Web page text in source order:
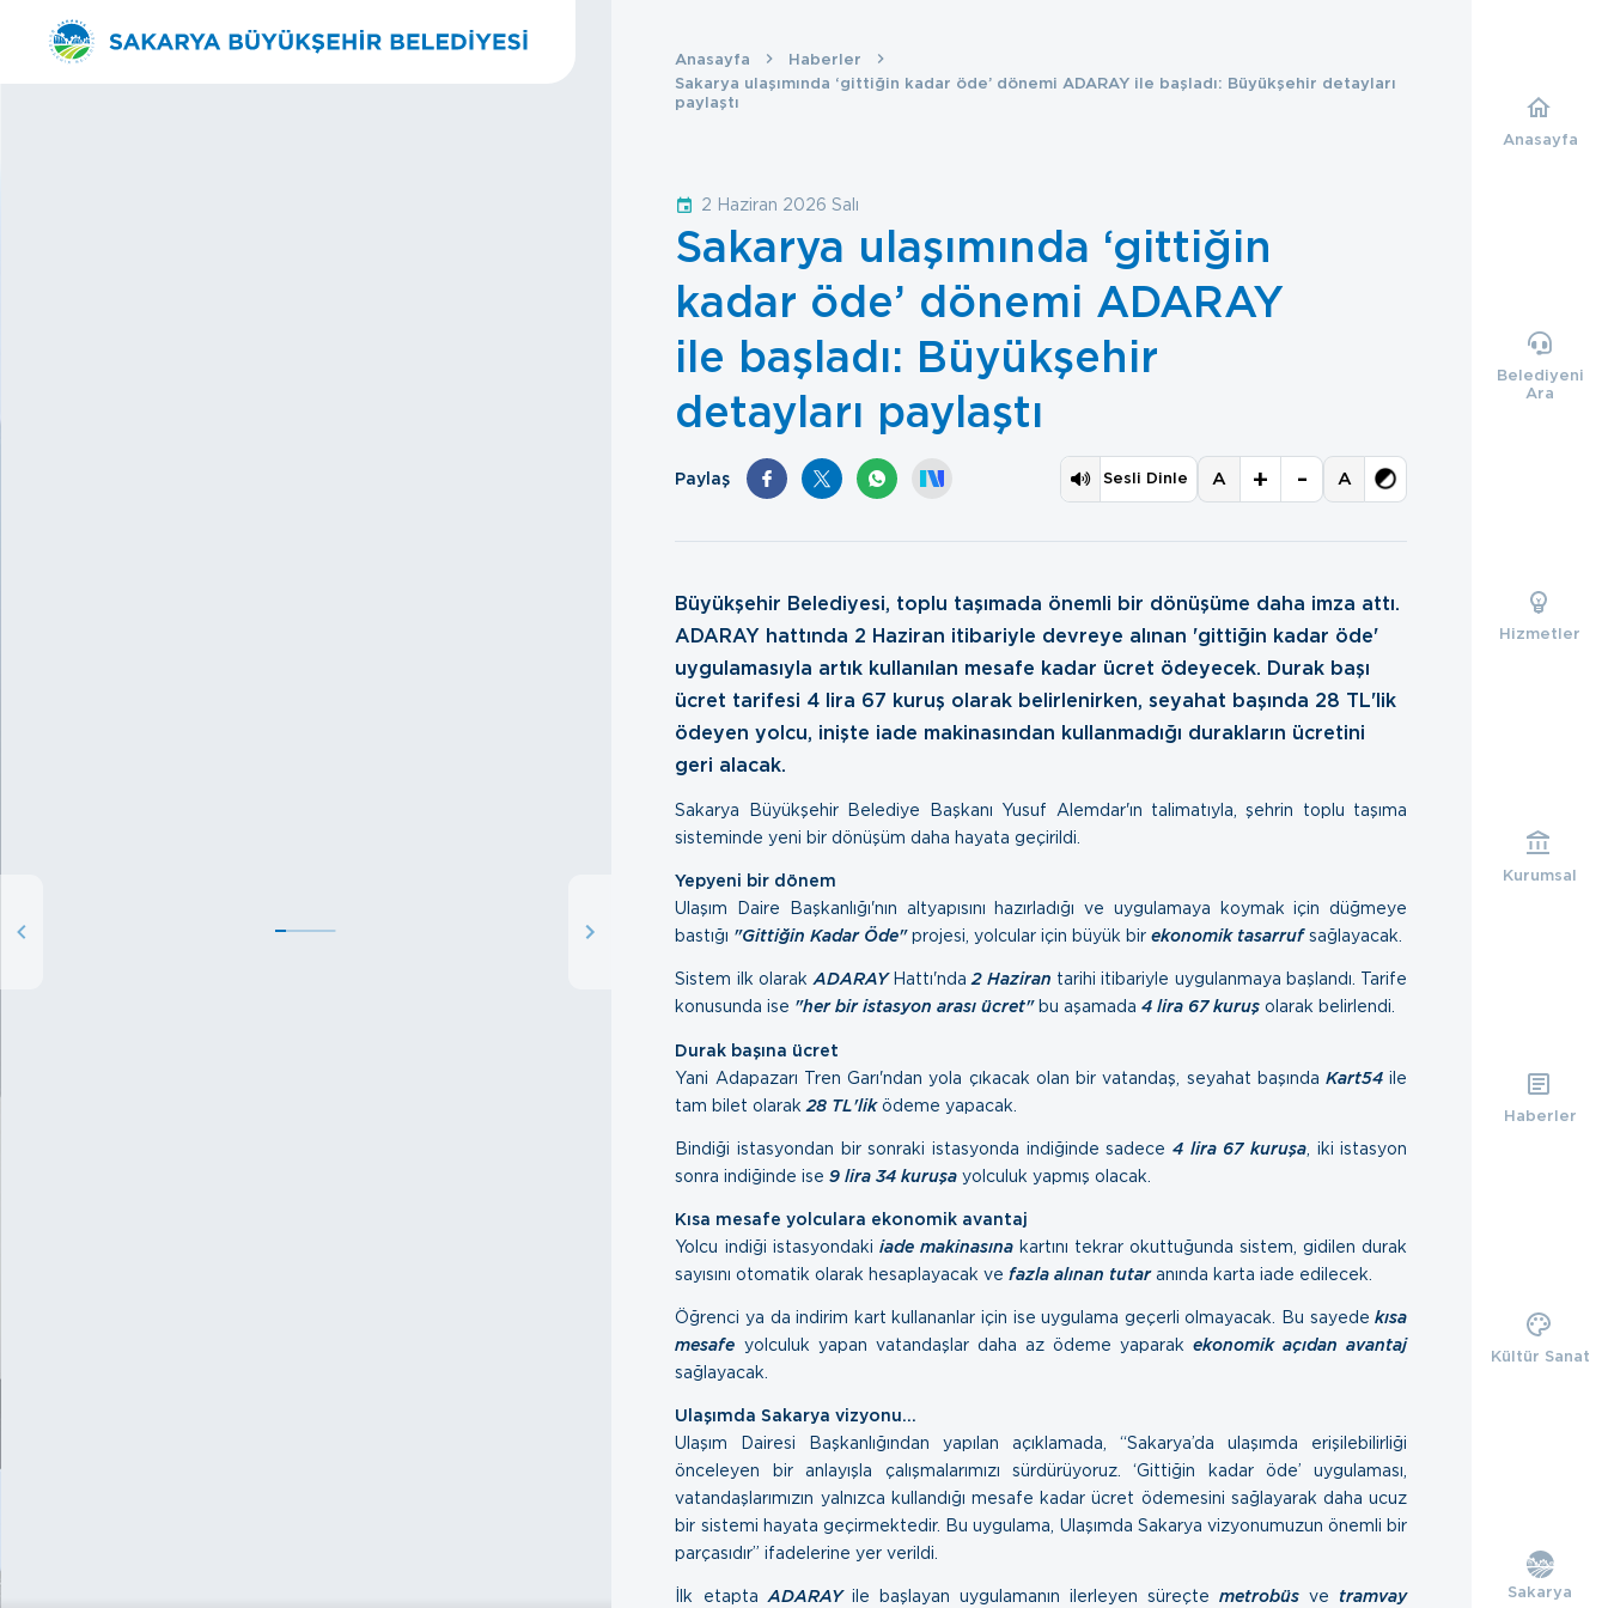
Anasayfa
Haberler
Sakarya ulaşımında ‘gittiğin kadar öde’ dönemi ADARAY ile başladı: Büyükşehir detayları
paylaştı
2 Haziran 2026 Salı
Sakarya ulaşımında ‘gittiğin
kadar öde’ dönemi ADARAY
ile başladı: Büyükşehir
detayları paylaştı
Paylaş Sesli Dinle A + - A
Büyükşehir Belediyesi, toplu taşımada önemli bir dönüşüme daha imza attı.
ADARAY hattında 2 Haziran itibariyle devreye alınan 'gittiğin kadar öde'
uygulamasıyla artık kullanılan mesafe kadar ücret ödeyecek. Durak başı
ücret tarifesi 4 lira 67 kuruş olarak belirlenirken, seyahat başında 28 TL'lik
ödeyen yolcu, inişte iade makinasından kullanmadığı durakların ücretini
geri alacak.
Sakarya Büyükşehir Belediye Başkanı Yusuf Alemdar'ın talimatıyla, şehrin toplu taşıma
sisteminde yeni bir dönüşüm daha hayata geçirildi.
Yepyeni bir dönem
Ulaşım Daire Başkanlığı'nın altyapısını hazırladığı ve uygulamaya koymak için düğmeye
bastığı "Gittiğin Kadar Öde"projesi, yolcular için büyük birekonomik tasarrufsağlayacak.
Sistem ilk olarakADARAYHattı'nda2 Haziran tarihi itibariyle uygulanmaya başlandı. Tarife
konusunda ise "her bir istasyon arası ücret"bu aşamada4 lira 67 kuruş olarak belirlendi.
Durak başına ücret
Yani Adapazarı Tren Garı'ndan yola çıkacak olan bir vatandaş, seyahat başındaKart54 ile
tam bilet olarak28 TL'liködeme yapacak.
Bindiği istasyondan bir sonraki istasyonda indiğinde sadece4 lira 67 kuruşa, iki istasyon
sonra indiğinde ise9 lira 34 kuruşa yolculuk yapmış olacak.
Kısa mesafe yolculara ekonomik avantaj
Yolcu indiği istasyondaki iade makinasınakartını tekrar okuttuğunda sistem, gidilen durak
sayısını otomatik olarak hesaplayacak vefazla alınan tutaranında karta iade edilecek.
Öğrenci ya da indirim kart kullananlar için ise uygulama geçerli olmayacak. Bu sayedekısa
mesafe yolculuk yapan vatandaşlar daha az ödeme yaparakekonomik açıdan avantaj
sağlayacak.
Ulaşımda Sakarya vizyonu…
Ulaşım Dairesi Başkanlığından yapılan açıklamada, “Sakarya’da ulaşımda erişilebilirliği
önceleyen bir anlayışla çalışmalarımızı sürdürüyoruz. ‘Gittiğin kadar öde’ uygulaması,
vatandaşlarımızın yalnızca kullandığı mesafe kadar ücret ödemesini sağlayarak daha ucuz
bir sistemi hayata geçirmektedir. Bu uygulama, Ulaşımda Sakarya vizyonumuzun önemli bir
parçasıdır” ifadelerine yer verildi.
İlk etapta ADARAYile başlayan uygulamanın ilerleyen süreçtemetrobüs ve tramvay
Anasayfa
Belediyeni
Ara
Hizmetler
Kurumsal
Haberler
Kültür Sanat
Sakarya